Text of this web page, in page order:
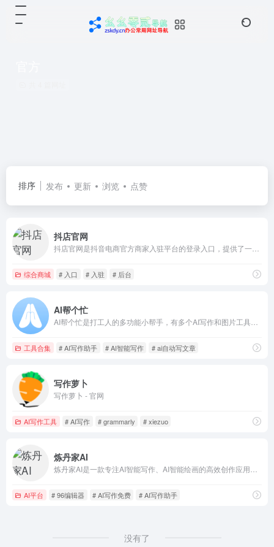
排序 发布 更新 浏览 点赞
抖店官网
综合商城 # 入口 # 入驻 # 后台
AI帮个忙
工具合集 # AI写作助手 # AI智能写作 # ai自动写文章
写作萝卜
写作萝卜 - 官网
AI写作工具 # AI写作 # grammarly # xiezuo
炼丹家AI
AI平台 # 96编辑器 # AI写作免费 # AI写作助手
没有了